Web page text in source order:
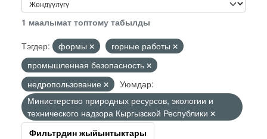
1 маалымат топтому табылды
Тэгдер:
формы
горные работы
промышленная безопасность
недропользование
Уюмдар:
Министерство природных ресурсов, экологии и
технического надзора Кыргызской Республики
Фильтрдин жыйынтыктары